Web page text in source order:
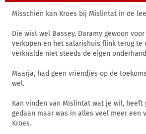
Misschien kan Kroes bij Mislintat in de
Die wist wel Bassey, Daramy gewoon
verkopen en het salarishuis flink terug te
verknalde niet steeds de eigen
Maarja, had geen vriendjes op de
wel.
Kan vinden van Mislintat wat je wil, heeft
gedaan maar was in alles veel meer een
Kroes.